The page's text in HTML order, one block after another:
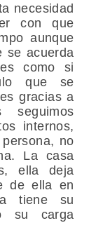
necesidad
con que
aunque
se acuerda
como si
que se
gracias a
internos,
no
La casa
ella deja
de ella en
tiene su
su carga